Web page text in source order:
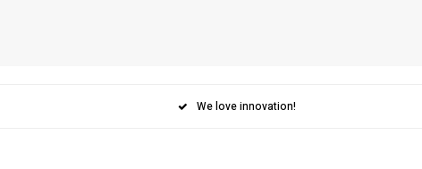
We love innovation!